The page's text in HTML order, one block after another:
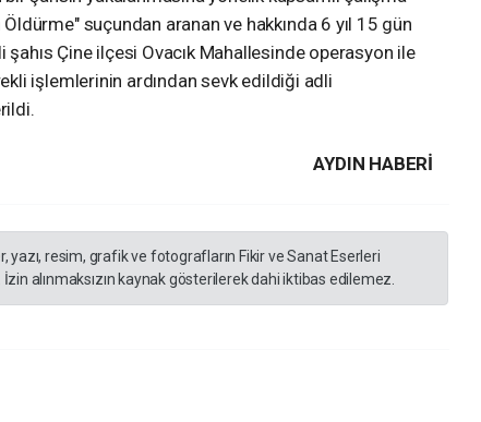
suçundan aranan ve hakkında 6 yıl 15 gün
Çine ilçesi Ovacık Mahallesinde operasyon ile
işlemlerinin ardından sevk edildiği adli
AYDIN HABERİ
resim, grafik ve fotografların Fikir ve Sanat Eserleri
alınmaksızın kaynak gösterilerek dahi iktibas edilemez.